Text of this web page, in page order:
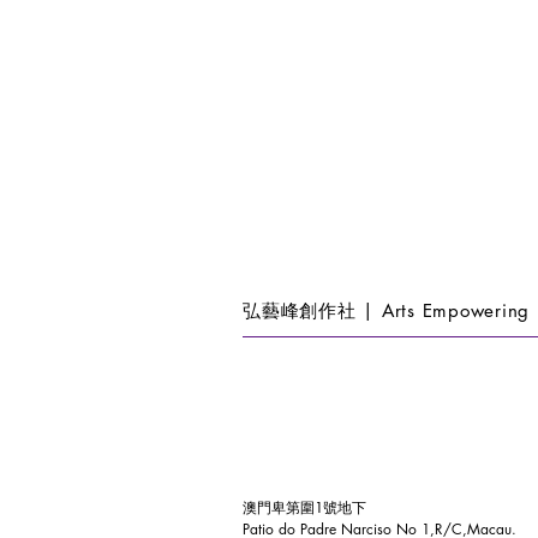
弘藝峰創作社 | Arts Empowering
澳門卑第圍1號地下
Patio do Padre Narciso No 1,R/C,Macau.